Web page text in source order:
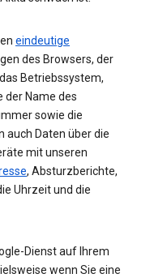
eindeutige
des Browsers, der
Betriebssystem,
Name des
sowie die
auch Daten über die
mit unseren
, Absturzberichte,
Uhrzeit und die
Dienst auf Ihrem
wenn Sie eine